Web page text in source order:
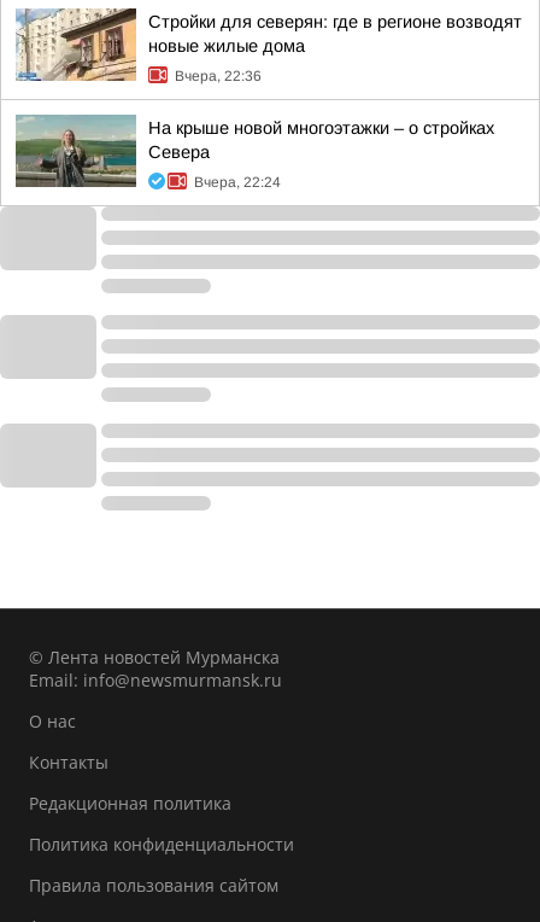
Стройки для северян: где в регионе возводят
новые жилые дома
Вчера, 22:36
На крыше новой многоэтажки – о стройках
Севера
Вчера, 22:24
© Лента новостей Мурманска
Email: info@newsmurmansk.ru
О нас
Контакты
Редакционная политика
Политика конфиденциальности
Правила пользования сайтом